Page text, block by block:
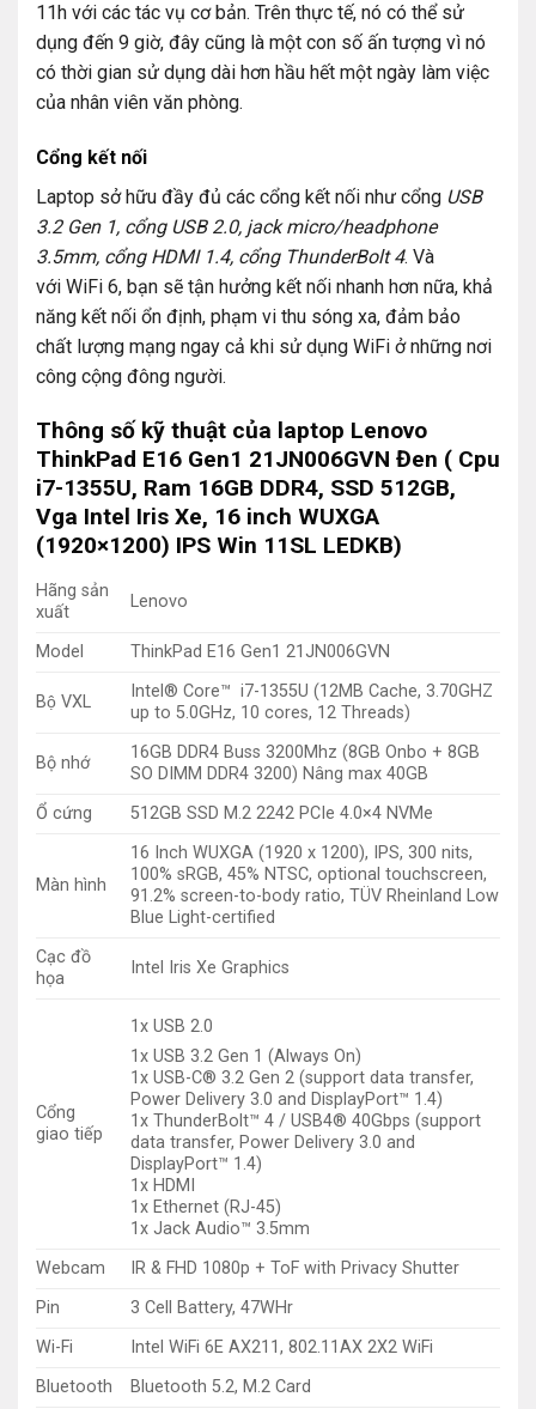
11h với các tác vụ cơ bản. Trên thực tế, nó có thể sử
dụng đến 9 giờ, đây cũng là một con số ấn tượng vì nó
có thời gian sử dụng dài hơn hầu hết một ngày làm việc
của nhân viên văn phòng.
Cổng kết nối
Laptop sở hữu đầy đủ các cổng kết nối như cổng USB
3.2 Gen 1, cổng USB 2.0, jack micro/headphone
3.5mm, cổng HDMI 1.4, cổng ThunderBolt 4. Và
với WiFi 6, bạn sẽ tận hưởng kết nối nhanh hơn nữa, khả
năng kết nối ổn định, phạm vi thu sóng xa, đảm bảo
chất lượng mạng ngay cả khi sử dụng WiFi ở những nơi
công cộng đông người.
Thông số kỹ thuật của laptop Lenovo
ThinkPad E16 Gen1 21JN006GVN Đen ( Cpu
i7-1355U, Ram 16GB DDR4, SSD 512GB,
Vga Intel Iris Xe, 16 inch WUXGA
(1920×1200) IPS Win 11SL LEDKB)
Hãng sản
xuất
Lenovo
Model ThinkPad E16 Gen1 21JN006GVN
Bộ VXL
Intel® Core™ i7-1355U (12MB Cache, 3.70GHZ
up to 5.0GHz, 10 cores, 12 Threads)
Bộ nhớ
16GB DDR4 Buss 3200Mhz (8GB Onbo + 8GB
SO DIMM DDR4 3200) Nâng max 40GB
Ổ cứng
512GB SSD M.2 2242 PCIe 4.0×4 NVMe
Màn hình
16 Inch WUXGA (1920 x 1200), IPS, 300 nits,
100% sRGB, 45% NTSC, optional touchscreen,
91.2% screen-to-body ratio, TÜV Rheinland Low
Blue Light-certified
Cạc đồ
họa
Intel Iris Xe Graphics
Cổng
giao tiếp
1x USB 2.0
1x USB 3.2 Gen 1 (Always On)
1x USB-C® 3.2 Gen 2 (support data transfer,
Power Delivery 3.0 and DisplayPort™ 1.4)
1x ThunderBolt™ 4 / USB4® 40Gbps (support
data transfer, Power Delivery 3.0 and
DisplayPort™ 1.4)
1x HDMI
1x Ethernet (RJ-45)
1x Jack Audio™ 3.5mm
Webcam
IR & FHD 1080p + ToF with Privacy Shutter
Pin
3 Cell Battery, 47WHr
Wi-Fi
Intel WiFi 6E AX211, 802.11AX 2X2 WiFi
Bluetooth
Bluetooth 5.2, M.2 Card